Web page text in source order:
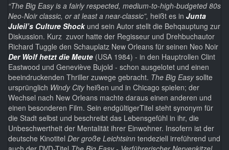
“The Big Easy is a fairly respected, medium-to-high-budgeted 80s
Neo-Noir classic, or at least a near-classic”, heißt es in Junta
Juleil’s Culture Shock und sein Autor stellt die Behqauptung zur
Diskussion. Kurz zuvor hatte der Regisseur und Drehbuchautor
Richard Tuggle den Schauplatz New Orleans für seinen Neo Noir
Der Wolf hetzt die Meute (USA 1984) - in den Hauptrollen Clint
Eastwood und Geneviève Bujold - schon ausgelotet und einen
beeindruckenden Thriller zuwege gebracht. The Big Easysollte
ursprünglich Windy Cityheißen und in Chicago spielen; der
Wechsel nach New Orleans machte daraus einen anderen und
einen besonderen Film. Sein endgültigerTitel steht synonym für
die Stadt selbst und beschreibt das Lebensgefühl in ihr, die
Unbeschwertheit der Mentalität ihrer Einwohner. Insofern ist der
deutsche Kinotitel Der große Leichtsinn tendeziell irreführend und